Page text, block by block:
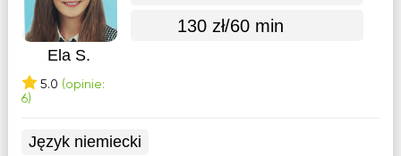
Ela S.
5.0 (opinie:
6)
130 zł/60 min
Język niemiecki